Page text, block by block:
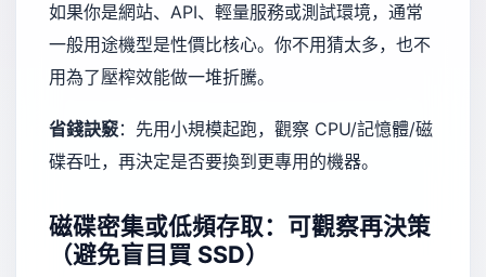
如果你是網站、API、輕量服務或測試環境，通常
一般用途機型是性價比核心。你不用猜太多，也不
用為了壓榨效能做一堆折騰。
省錢訣竅：先用小規模起跑，觀察 CPU/記憶體/磁
碟吞吐，再決定是否要換到更專用的機器。
磁碟密集或低頻存取：可觀察再決策
（避免盲目買 SSD）